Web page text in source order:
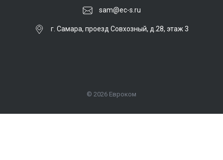
sam@ec-s.ru
г. Самара, проезд Совхозный, д.28, этаж 3
© 2026 Евроком